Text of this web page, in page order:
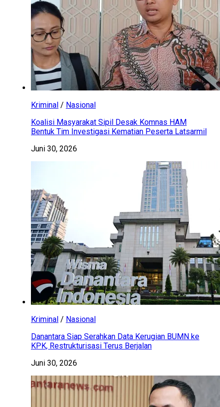
Kriminal / Nasional
Koalisi Masyarakat Sipil Desak Komnas HAM
Bentuk Tim Investigasi Kematian Peserta Latsarmil
Juni 30, 2026
Kriminal / Nasional
Danantara Siap Serahkan Data Kerugian BUMN ke
KPK, Restrukturisasi Terus Berjalan
Juni 30, 2026